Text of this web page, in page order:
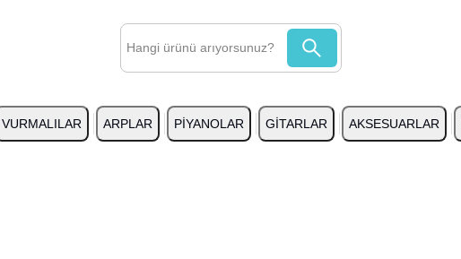
VURMALILAR ARPLAR PİYANOLAR GİTARLAR AKSESUARLAR